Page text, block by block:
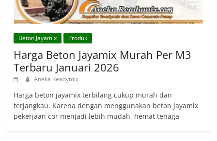
Beton Jayamix Produk
Harga Beton Jayamix Murah Per M3
Terbaru Januari 2026
Aneka Readymix
Harga beton jayamix terbilang cukup murah dan
terjangkau. Karena dengan menggunakan beton jayamix
pekerjaan cor menjadi lebih mudah, hemat tenaga